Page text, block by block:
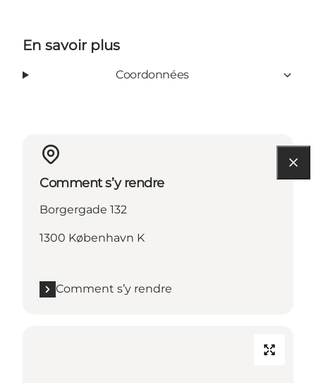
En savoir plus
Coordonnées
Comment s’y rendre
Borgergade 132
1300 København K
Comment s’y rendre